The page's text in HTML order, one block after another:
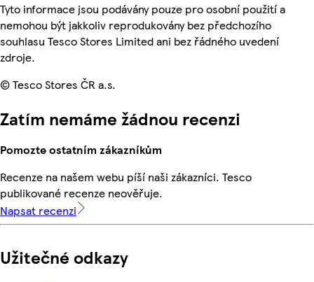
Tyto informace jsou podávány pouze pro osobní použití a
nemohou být jakkoliv reprodukovány bez předchozího
souhlasu Tesco Stores Limited ani bez řádného uvedení
zdroje.
© Tesco Stores ČR a.s.
Zatím nemáme žádnou recenzi
Pomozte ostatním zákazníkům
Recenze na našem webu píší naši zákazníci. Tesco
publikované recenze neověřuje.
Napsat recenzi
Užitečné odkazy